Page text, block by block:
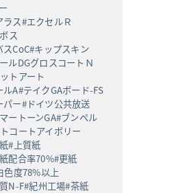
ラス エクセルＲ
ス
スCoC キップスキン
ルDGグロスコートＮ
トアート
ルA テイクGAボード-FS
パー ドイツ公共放送
ートーンGA ブンペル
コートアイボリー
上質紙
配合率70% 更紙
色度78%以上
N-F 紀州工場 茶紙